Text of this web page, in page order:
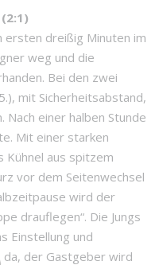
ersten dreißig Minuten im
weg und die
Bei den zwei
mit Sicherheitsabstand,
einer halben Stunde
Mit einer starken
Kühnel aus spitzem
vor dem Seitenwechsel
wird der
drauflegen“. Die Jungs
Einstellung und
der Gastgeber wird